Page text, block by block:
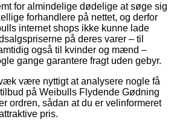
for almindelige dødelige at søge sig
forhandlere på nettet, og derfor
internet shops ikke kunne lade
på deres varer – til
også til kvinder og mænd –
gange garantere fragt uden gebyr.
være nyttigt at analysere nogle få
på Weibulls Flydende Gødning
ordren, sådan at du er velinformeret
pris.